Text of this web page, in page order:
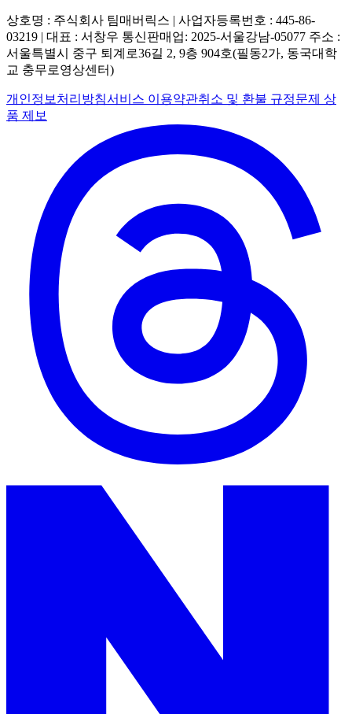
상호명 : 주식회사 팀매버릭스 | 사업자등록번호 : 445-86-
03219 | 대표 : 서창우 통신판매업: 2025-서울강남-05077 주소 :
서울특별시 중구 퇴계로36길 2, 9층 904호(필동2가, 동국대학
교 충무로영상센터)
개인정보처리방침서비스 이용약관취소 및 환불 규정문제 상
품 제보